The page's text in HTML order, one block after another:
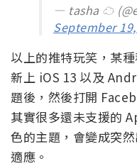
— tasha ☁️
September
以上的推特玩笑，某
新上 iOS 13 以及
題後，然後打開
其實很多還未支援的
色的主題，會變成突
適應。